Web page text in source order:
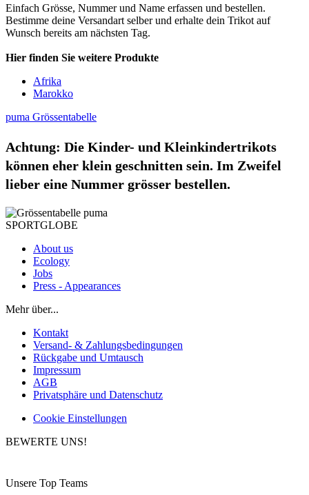
Einfach Grösse, Nummer und Name erfassen und bestellen.
Bestimme deine Versandart selber und erhalte dein Trikot auf
Wunsch bereits am nächsten Tag.
Hier finden Sie weitere Produkte
Afrika
Marokko
puma Grössentabelle
Achtung: Die Kinder- und Kleinkindertrikots
können eher klein geschnitten sein. Im Zweifel
lieber eine Nummer grösser bestellen.
SPORTGLOBE
About us
Ecology
Jobs
Press - Appearances
Mehr über...
Kontakt
Versand- & Zahlungsbedingungen
Rückgabe und Umtausch
Impressum
AGB
Privatsphäre und Datenschutz
Cookie Einstellungen
BEWERTE UNS!
Unsere Top Teams